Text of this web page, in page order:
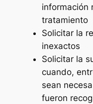
información
tratamiento
Solicitar la
inexactos
Solicitar la
cuando,
sean
fueron